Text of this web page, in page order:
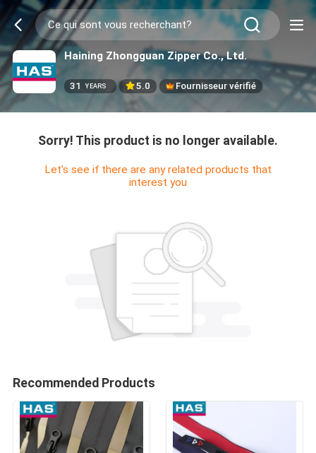
Haining Zhongguan Zipper Co., Ltd.
31 YEARS 5.0 Fournisseur vérifié
Sorry! This product is no longer available.
Let's see if there are any related products that
interest you
Recommended Products